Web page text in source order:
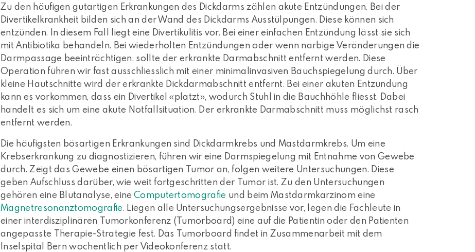
Zu den häufigen gutartigen Erkrankungen des Dickdarms zählen akute Entzündungen. Bei der
Divertikelkrankheit bilden sich an der Wand des Dickdarms Ausstülpungen. Diese können sich
entzünden. In diesem Fall liegt eine Divertikulitis vor. Bei einer einfachen Entzündung lässt sie sich
mit Antibiotika behandeln. Bei wiederholten Entzündungen oder wenn narbige Veränderungen die
Darmpassage beeinträchtigen, sollte der erkrankte Darmabschnitt entfernt werden. Diese
Operation führen wir fast ausschliesslich mit einer minimalinvasiven Bauchspiegelung durch. Über
kleine Hautschnitte wird der erkrankte Dickdarmabschnitt entfernt. Bei einer akuten Entzündung
kann es vorkommen, dass ein Divertikel «platzt», wodurch Stuhl in die Bauchhöhle fliesst. Dabei
handelt es sich um eine akute Notfallsituation. Der erkrankte Darmabschnitt muss möglichst rasch
entfernt werden.
Die häufigsten bösartigen Erkrankungen sind Dickdarmkrebs und Mastdarmkrebs. Um eine
Krebserkrankung zu diagnostizieren, führen wir eine Darmspiegelung mit Entnahme von Gewebe
durch. Zeigt das Gewebe einen bösartigen Tumor an, folgen weitere Untersuchungen. Diese
geben Aufschluss darüber, wie weit fortgeschritten der Tumor ist. Zu den Untersuchungen
gehören eine Blutanalyse, eine Computertomografie und beim Mastdarmkarzinom eine
Magnetresonanztomografie. Liegen alle Untersuchungsergebnisse vor, legen die Fachleute in
einer interdisziplinären Tumorkonferenz (Tumorboard) eine auf die Patientin oder den Patienten
angepasste Therapie-Strategie fest. Das Tumorboard findet in Zusammenarbeit mit dem
Inselspital Bern wöchentlich per Videokonferenz statt.